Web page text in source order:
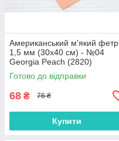
Американський м'який фетр
1,5 мм (30х40 см) - №04
Georgia Peach (2820)
Готово до відправки
68 ₴ 76 ₴
Купити